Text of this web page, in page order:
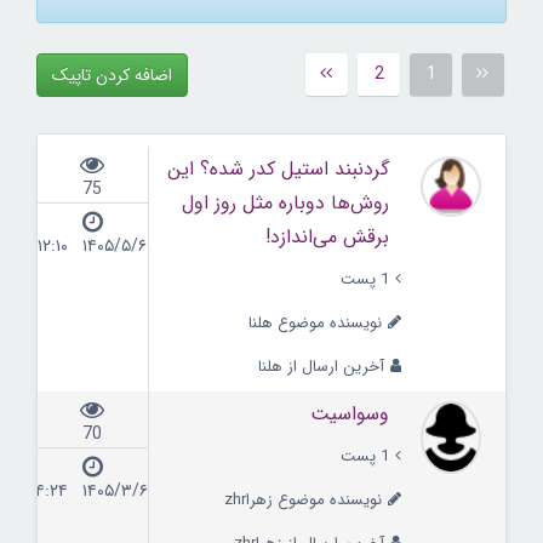
1
2 اضافه کردن تاپیک
گردنبند استیل کدر شده؟ این
روش‌ها دوباره مثل روز اول
برقش می‌اندازد!
1 پست
نویسنده موضوع هلنا
آخرین ارسال از هلنا
75
۱۴۰۵/۵/۶ ۱۲:۱۰
وسواسیت
1 پست
نویسنده موضوع زهراzhr
70
۱۴۰۵/۳/۶ ۱۴:۲۴